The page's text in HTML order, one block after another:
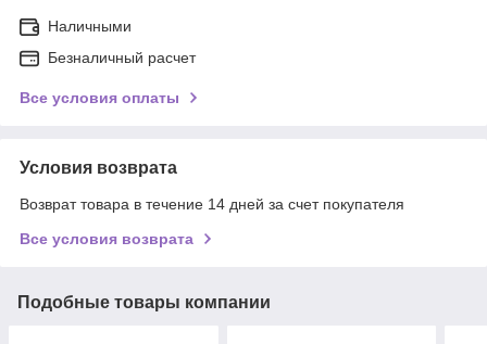
Наличными
Безналичный расчет
Все условия оплаты
Условия возврата
Возврат товара в течение 14 дней за счет покупателя
Все условия возврата
Подобные товары компании